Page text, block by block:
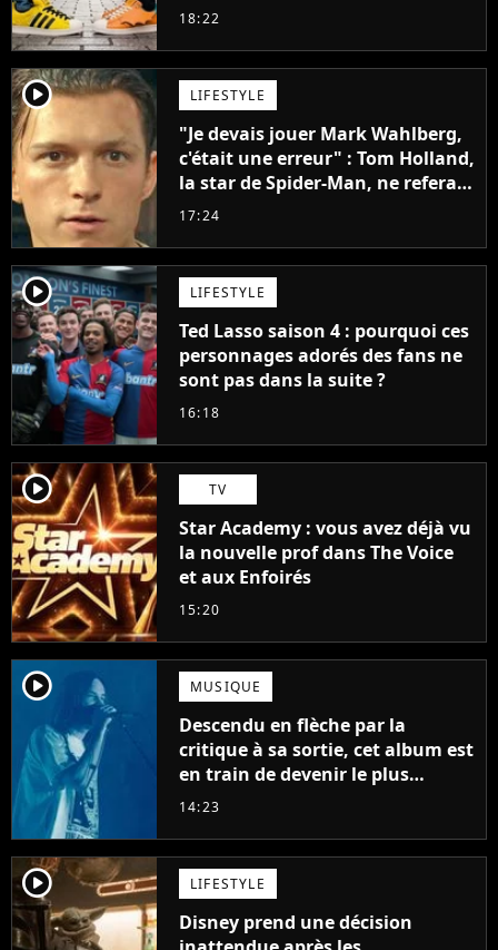
sneakers et je ne sais pas quoi en
18:22
player2 LIFESTYLE
"Je devais jouer Mark Wahlberg,
c'était une erreur" : Tom Holland,
la star de Spider-Man, ne referait
pas ce blockbuster
17:24
player2 LIFESTYLE
Ted Lasso saison 4 : pourquoi ces
personnages adorés des fans ne
sont pas dans la suite ?
16:18
player2 TV
Star Academy : vous avez déjà vu
la nouvelle prof dans The Voice
et aux Enfoirés
15:20
player2 MUSIQUE
Descendu en flèche par la
critique à sa sortie, cet album est
en train de devenir le plus
populaire de son auteur
14:23
player2 LIFESTYLE
Disney prend une décision